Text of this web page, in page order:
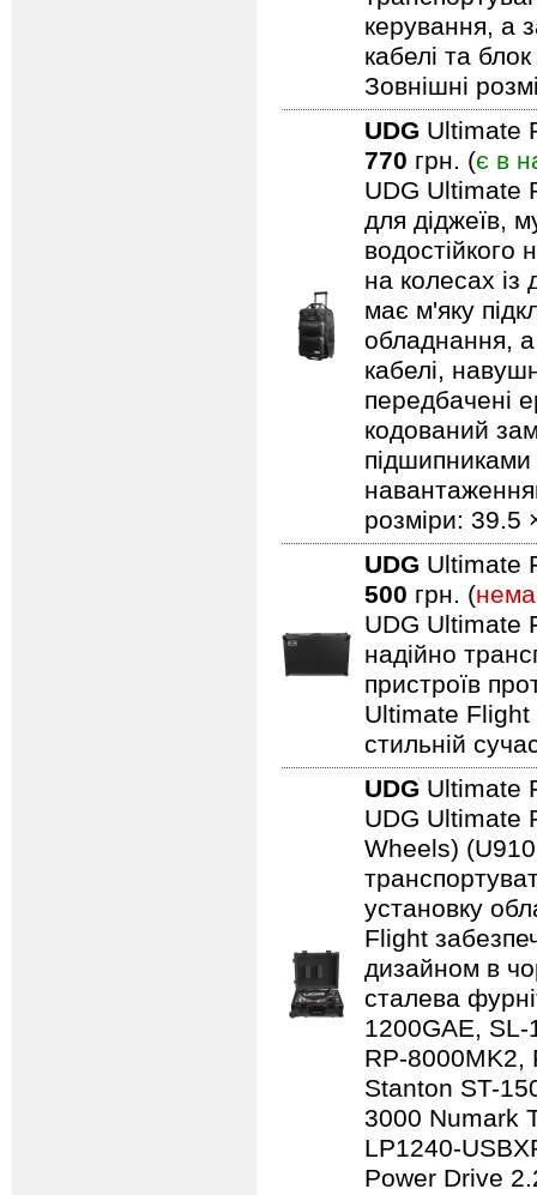
керування, а
кабелі та
Зовнішні
UDG Ultimate
770 грн. (є в
UDG Ultimate
для діджеїв,
водостійкого
на колесах із
має м'яку
обладнання, а
кабелі,
передбачені
кодований
розміри: 39.5
UDG Ultimate
500 грн. (
UDG Ultimate
надійно
пристроїв
Ultimate Flight
стильній
UDG Ultimate
UDG Ultimate
Wheels)
установку
Flight
дизайном в
сталева
1200GAE,
RP-8000MK2,
Stanton ST-
3000 Numark
LP1240-
Power Drive